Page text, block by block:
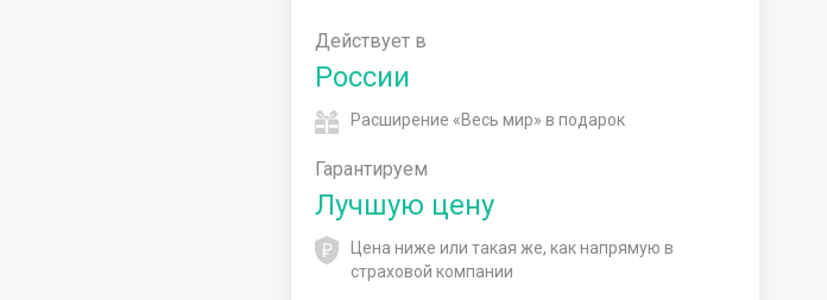
Действует в
России
Расширение «Весь мир» в подарок
Гарантируем
Лучшую цену
Цена ниже или такая же, как напрямую в
страховой компании